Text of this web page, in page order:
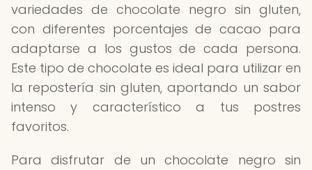
variedades de chocolate negro sin gluten,
con diferentes porcentajes de cacao para
adaptarse a los gustos de cada persona.
Este tipo de chocolate es ideal para utilizar en
la repostería sin gluten, aportando un sabor
intenso y característico a tus postres
favoritos.
Para disfrutar de un chocolate negro sin